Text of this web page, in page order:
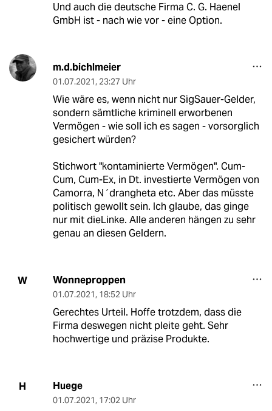
Und auch die deutsche Firma C. G. Haenel
GmbH ist - nach wie vor - eine Option.
m.d.bichlmeier
01.07.2021, 23:27 Uhr
Wie wäre es, wenn nicht nur SigSauer-Gelder,
sondern sämtliche kriminell erworbenen
Vermögen - wie soll ich es sagen - vorsorglich
gesichert würden?
Stichwort "kontaminierte Vermögen". Cum-
Cum, Cum-Ex, in Dt. investierte Vermögen von
Camorra, N´drangheta etc. Aber das müsste
politisch gewollt sein. Ich glaube, das ginge
nur mit dieLinke. Alle anderen hängen zu sehr
genau an diesen Geldern.
W Wonneproppen
01.07.2021, 18:52 Uhr
Gerechtes Urteil. Hoffe trotzdem, dass die
Firma deswegen nicht pleite geht. Sehr
hochwertige und präzise Produkte.
H Huege
01.07.2021, 17:02 Uhr